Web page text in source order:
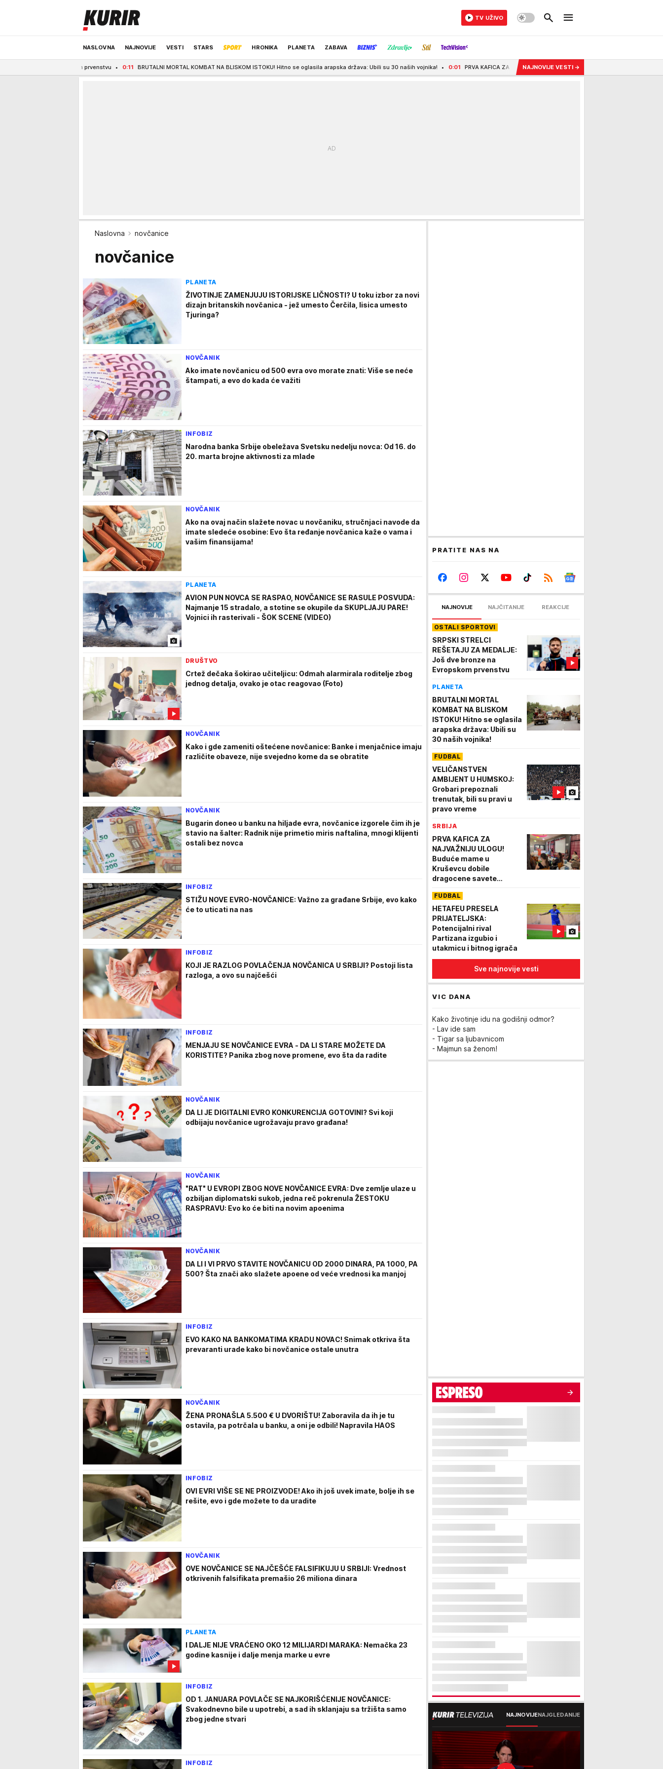
NASLOVNA NAJNOVIJE VESTI STARS HRONIKA PLANETA ZABAVA
ODRŽIVA BUDUĆNOST REGION NEWS IZBOR UREDNIKA
TV UŽIVO
0:11 BRUTALNI MORTAL KOMBAT NA BLISKOM ISTOKU! Hitno se oglasila arapska država: Ubili su 30 naših vojnika! 0:01 PRVA KAFICA ZA NAJVAŽNIJU ULOGU! Buduće mame u Kruševcu dobile dragocene
NAJNOVIJE VESTI →
Naslovna novčanice
novčanice
PLANETA
ŽIVOTINJE ZAMENJUJU ISTORIJSKE LIČNOSTI? U toku izbor za novi
dizajn britanskih novčanica - jež umesto Čerčila, lisica umesto
Tjuringa?
NOVČANIK
Ako imate novčanicu od 500 evra ovo morate znati: Više se neće
štampati, a evo do kada će važiti
INFOBIZ
Narodna banka Srbije obeležava Svetsku nedelju novca: Od 16. do
20. marta brojne aktivnosti za mlade
NOVČANIK
Ako na ovaj način slažete novac u novčaniku, stručnjaci navode da
imate sledeće osobine: Evo šta ređanje novčanica kaže o vama i
vašim finansijama!
PLANETA
AVION PUN NOVCA SE RASPAO, NOVČANICE SE RASULE POSVUDA:
Najmanje 15 stradalo, a stotine se okupile da SKUPLJAJU PARE!
Vojnici ih rasterivali - ŠOK SCENE (VIDEO)
DRUŠTVO
Crtež dečaka šokirao učiteljicu: Odmah alarmirala roditelje zbog
jednog detalja, ovako je otac reagovao (Foto)
NOVČANIK
Kako i gde zameniti oštećene novčanice: Banke i menjačnice imaju
različite obaveze, nije svejedno kome da se obratite
NOVČANIK
Bugarin doneo u banku na hiljade evra, novčanice izgorele čim ih je
stavio na šalter: Radnik nije primetio miris naftalina, mnogi klijenti
ostali bez novca
INFOBIZ
STIŽU NOVE EVRO-NOVČANICE: Važno za građane Srbije, evo kako
će to uticati na nas
INFOBIZ
KOJI JE RAZLOG POVLAČENJA NOVČANICA U SRBIJI? Postoji lista
razloga, a ovo su najčešći
INFOBIZ
MENJAJU SE NOVČANICE EVRA - DA LI STARE MOŽETE DA
KORISTITE? Panika zbog nove promene, evo šta da radite
NOVČANIK
DA LI JE DIGITALNI EVRO KONKURENCIJA GOTOVINI? Svi koji
odbijaju novčanice ugrožavaju pravo građana!
NOVČANIK
"RAT" U EVROPI ZBOG NOVE NOVČANICE EVRA: Dve zemlje ulaze u
ozbiljan diplomatski sukob, jedna reč pokrenula ŽESTOKU
RASPRAVU: Evo ko će biti na novim apoenima
NOVČANIK
DA LI I VI PRVO STAVITE NOVČANICU OD 2000 DINARA, PA 1000, PA
500? Šta znači ako slažete apoene od veće vrednosi ka manjoj
INFOBIZ
EVO KAKO NA BANKOMATIMA KRADU NOVAC! Snimak otkriva šta
prevaranti urade kako bi novčanice ostale unutra
NOVČANIK
ŽENA PRONAŠLA 5.500 € U DVORIŠTU! Zaboravila da ih je tu
ostavila, pa potrčala u banku, a oni je odbili! Napravila HAOS
INFOBIZ
OVI EVRI VIŠE SE NE PROIZVODE! Ako ih još uvek imate, bolje ih se
rešite, evo i gde možete to da uradite
NOVČANIK
OVE NOVČANICE SE NAJČEŠĆE FALSIFIKUJU U SRBIJI: Vrednost
otkrivenih falsifikata premašio 26 miliona dinara
PLANETA
I DALJE NIJE VRAĆENO OKO 12 MILIJARDI MARAKA: Nemačka 23
godine kasnije i dalje menja marke u evre
INFOBIZ
OD 1. JANUARA POVLAČE SE NAJKORIŠĆENIJE NOVČANICE:
Svakodnevno bile u upotrebi, a sad ih sklanjaju sa tržišta samo
zbog jedne stvari
INFOBIZ
PRATITE NAS NA
NAJNOVIJE NAJČITANIJE REAKCIJE
OSTALI SPORTOVI
SRPSKI STRELCI
REŠETAJU ZA MEDALJE:
Još dve bronze na
Evropskom prvenstvu
PLANETA
BRUTALNI MORTAL
KOMBAT NA BLISKOM
ISTOKU! Hitno se oglasila
arapska država: Ubili su
30 naših vojnika!
FUDBAL
VELIČANSTVEN
AMBIJENT U HUMSKOJ:
Grobari prepoznali
trenutak, bili su pravi u
pravo vreme
SRBIJA
PRVA KAFICA ZA
NAJVAŽNIJU ULOGU!
Buduće mame u
Kruševcu dobile
dragocene savete
(FOTO)
FUDBAL
HETAFEU PRESELA
PRIJATELJSKA:
Potencijalni rival
Partizana izgubio i
utakmicu i bitnog igrača
Sve najnovije vesti
VIC DANA
Kako životinje idu na godišnji odmor?
- Lav ide sam
- Tigar sa ljubavnicom
- Majmun sa ženom!
NAJNOVIJENAJGLEDANIJE